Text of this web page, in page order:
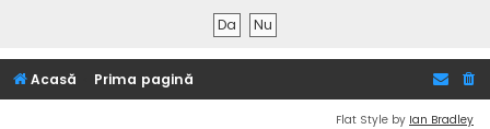
Acasă Prima pagină
Flat Style by Ian Bradley